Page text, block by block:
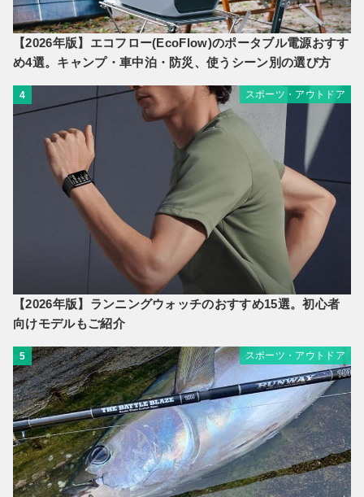
【2026年版】エコフロー(EcoFlow)のポータブル電源おすす
め4選。キャンプ・車中泊・防災、使うシーン別の選び方
4 スポーツ・アウトドア
【2026年版】ランニングウォッチのおすすめ15選。初心者
向けモデルもご紹介
5 スポーツ・アウトドア